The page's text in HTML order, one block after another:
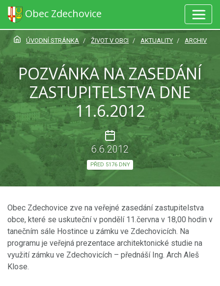
Obec Zdechovice
ÚVODNÍ STRÁNKA ŽIVOT V OBCI AKTUALITY ARCHIV
POZVÁNKA NA ZASEDÁNÍ
ZASTUPITELSTVA DNE
11.6.2012
6.6.2012
PŘED 5176 DNY
Obec Zdechovice zve na veřejné zasedání zastupitelstva
obce, které se uskuteční v pondělí 11.června v 18,00 hodin v
tanečním sále Hostince u zámku ve Zdechovicích. Na
programu je veřejná prezentace architektonické studie na
využití zámku ve Zdechovicích – přednáší Ing. Arch Aleš
Klose.